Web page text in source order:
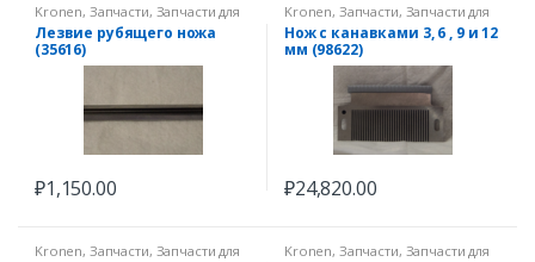
Kronen, Запчасти, Запчасти для
овощерезок
Лезвие рубящего ножа
(35616)
₽1,150.00
Kronen, Запчасти, Запчасти для
овощерезок
Нож с канавками 3, 6 , 9 и 12
мм (98622)
₽24,820.00
Kronen, Запчасти, Запчасти для Kronen, Запчасти, Запчасти для